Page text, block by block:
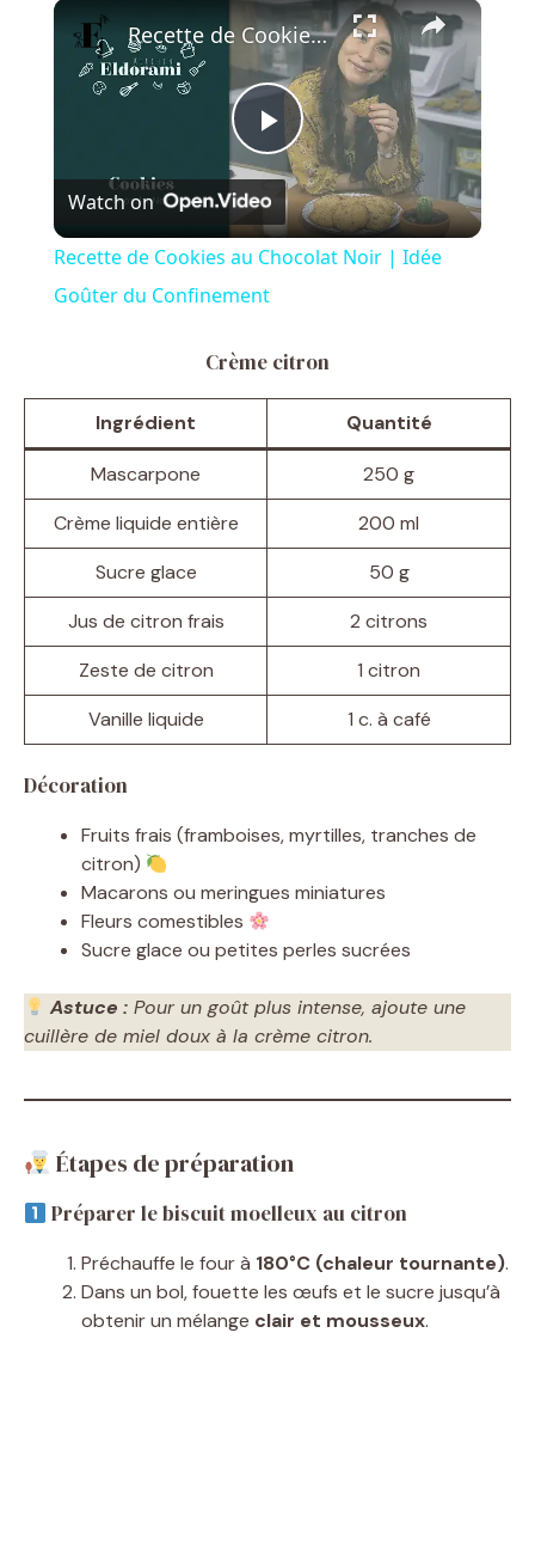
×
P
l
a
y
V
i
e
Recette de Cookies au Chocolat Noir | Idée Goûter du Confinement
Watch on
Recette de Cookies au Chocolat Noir | Idée
Goûter du Confinement
Crème citron
Ingrédient Quantité
Mascarpone
250 g
Crème liquide entière
200 ml
Sucre glace
50 g
Jus de citron frais
2 citrons
Zeste de citron
1 citron
Vanille liquide
1 c. à café
Décoration
Fruits frais (framboises, myrtilles, tranches de
citron)
Macarons ou meringues miniatures
Fleurs comestibles
Sucre glace ou petites perles sucrées
Astuce : Pour un goût plus intense, ajoute une
cuillère de miel doux à la crème citron.
Étapes de préparation
Préparer le biscuit moelleux au citron
Préchauffe le four à 180°C (chaleur tournante).
Dans un bol, fouette les œufs et le sucre jusqu’à
obtenir un mélange clair et mousseux.